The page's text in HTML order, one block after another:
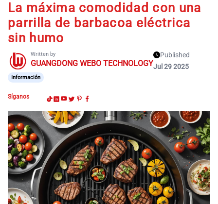
La máxima comodidad con una
parrilla de barbacoa eléctrica
sin humo
Written by
GUANGDONG WEBO TECHNOLOGY
Published
Jul 29 2025
Información
Síganos